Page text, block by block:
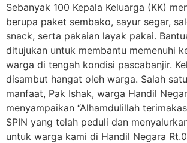
Sebanyak 100 Kepala Keluarga (KK)
berupa paket sembako, sayur segar,
snack, serta pakaian layak pakai.
ditujukan untuk membantu memenuhi
warga di tengah kondisi pascabanjir.
disambut hangat oleh warga. Salah
manfaat, Pak Ishak, warga Handil
menyampaikan “Alhamdulillah
SPIN yang telah peduli dan
untuk warga kami di Handil Negara